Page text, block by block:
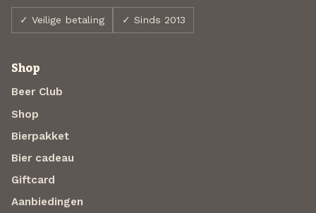
✓ Veilige betaling ✓ Sinds 2013
Shop
Beer Club
Shop
Bierpakket
Bier cadeau
Giftcard
Aanbiedingen